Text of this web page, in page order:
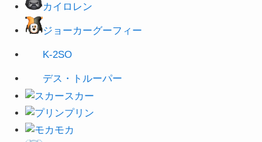
カイロレン
ジョーカーグーフィー
K-2SO
デス・トルーパー
スカー
プリン
モカ